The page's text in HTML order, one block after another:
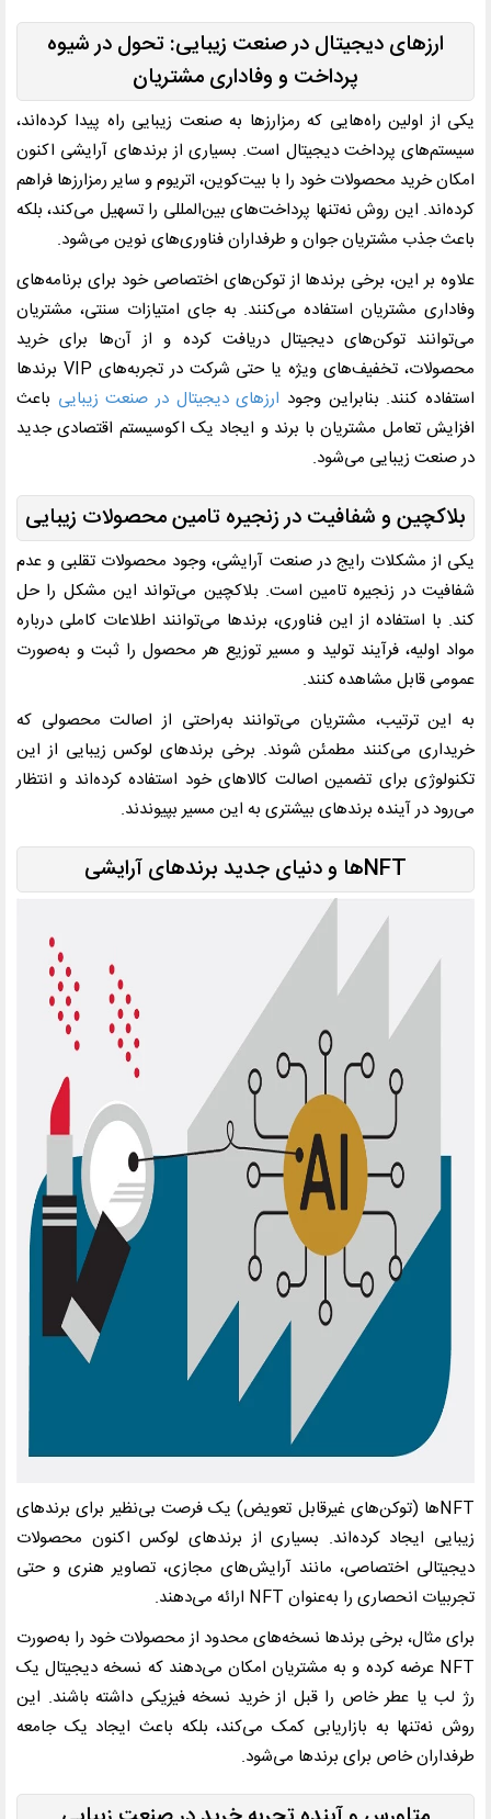
ارزهای دیجیتال در صنعت زیبایی: تحول در شیوه
پرداخت و وفاداری مشتریان
یکی از اولین راه‌هایی که رمزارزها به صنعت زیبایی راه پیدا کرده‌اند،
سیستم‌های پرداخت دیجیتال است. بسیاری از برندهای آرایشی اکنون
امکان خرید محصولات خود را با بیت‌کوین، اتریوم و سایر رمزارزها فراهم
کرده‌اند. این روش نه‌تنها پرداخت‌های بین‌المللی را تسهیل می‌کند، بلکه
باعث جذب مشتریان جوان و طرفداران فناوری‌های نوین می‌شود.
علاوه بر این، برخی برندها از توکن‌های اختصاصی خود برای برنامه‌های
وفاداری مشتریان استفاده می‌کنند. به جای امتیازات سنتی، مشتریان
می‌توانند توکن‌های دیجیتال دریافت کرده و از آن‌ها برای خرید
محصولات، تخفیف‌های ویژه یا حتی شرکت در تجربه‌های VIP برندها
استفاده کنند. بنابراین وجود ارزهای دیجیتال در صنعت زیبایی باعث
افزایش تعامل مشتریان با برند و ایجاد یک اکوسیستم اقتصادی جدید
در صنعت زیبایی می‌شود.
بلاکچین و شفافیت در زنجیره تامین محصولات زیبایی
یکی از مشکلات رایج در صنعت آرایشی، وجود محصولات تقلبی و عدم
شفافیت در زنجیره تامین است. بلاکچین می‌تواند این مشکل را حل
کند. با استفاده از این فناوری، برندها می‌توانند اطلاعات کاملی درباره
مواد اولیه، فرآیند تولید و مسیر توزیع هر محصول را ثبت و به‌صورت
عمومی قابل مشاهده کنند.
به این ترتیب، مشتریان می‌توانند به‌راحتی از اصالت محصولی که
خریداری می‌کنند مطمئن شوند. برخی برندهای لوکس زیبایی از این
تکنولوژی برای تضمین اصالت کالاهای خود استفاده کرده‌اند و انتظار
می‌رود در آینده برندهای بیشتری به این مسیر بپیوندند.
NFTها و دنیای جدید برندهای آرایشی
NFTها (توکن‌های غیرقابل تعویض) یک فرصت بی‌نظیر برای برندهای
زیبایی ایجاد کرده‌اند. بسیاری از برندهای لوکس اکنون محصولات
دیجیتالی اختصاصی، مانند آرایش‌های مجازی، تصاویر هنری و حتی
تجربیات انحصاری را به‌عنوان NFT ارائه می‌دهند.
برای مثال، برخی برندها نسخه‌های محدود از محصولات خود را به‌صورت
NFT عرضه کرده و به مشتریان امکان می‌دهند که نسخه دیجیتال یک
رژ لب یا عطر خاص را قبل از خرید نسخه فیزیکی داشته باشند. این
روش نه‌تنها به بازاریابی کمک می‌کند، بلکه باعث ایجاد یک جامعه
طرفداران خاص برای برندها می‌شود.